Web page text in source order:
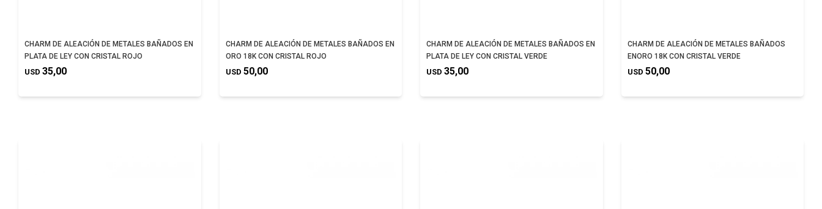
CHARM DE ALEACIÓN DE METALES BAÑADOS EN
PLATA DE LEY CON CRISTAL ROJO
USD 35,00
CHARM DE ALEACIÓN DE METALES BAÑADOS EN
ORO 18K CON CRISTAL ROJO
USD 50,00
CHARM DE ALEACIÓN DE METALES BAÑADOS EN
PLATA DE LEY CON CRISTAL VERDE
USD 35,00
CHARM DE ALEACIÓN DE METALES BAÑADOS
ENORO 18K CON CRISTAL VERDE
USD 50,00